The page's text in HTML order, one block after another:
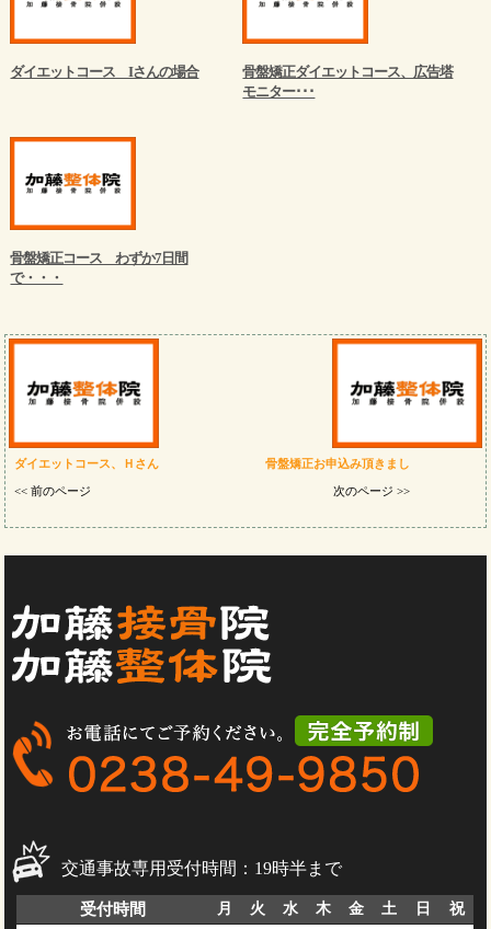
ダイエットコース Iさんの場合
骨盤矯正ダイエットコース、広告塔
モニター･･･
骨盤矯正コース わずか7日間
で・・・
ダイエットコース、Ｈさん
<< 前のページ
骨盤矯正お申込み頂きまし
次のページ >>
交通事故専用受付時間：19時半まで
受付時間 月 火 水 木 金 土 日 祝